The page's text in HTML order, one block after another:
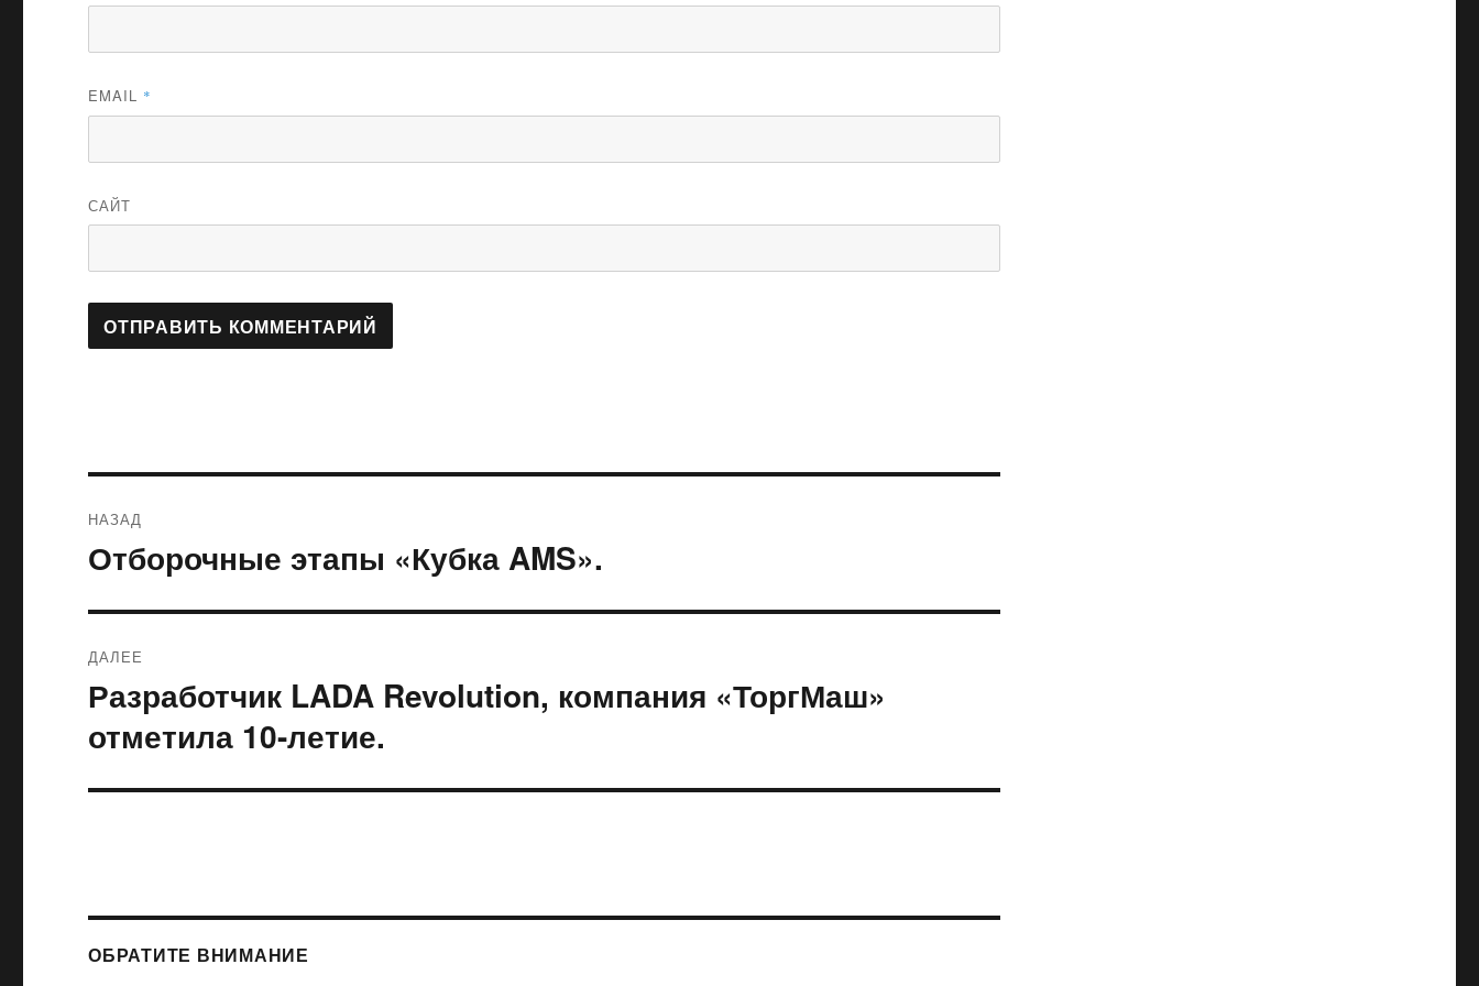
EMAIL *
САЙТ
по
НАЗАД
Предыдущая
Отборочные этапы «Кубка AMS».
ДАЛЕЕ
Следующая
запись:
Разработчик LADA Revolution, компания «ТоргМаш»
отметила 10-летие.
ОБРАТИТЕ ВНИМАНИЕ